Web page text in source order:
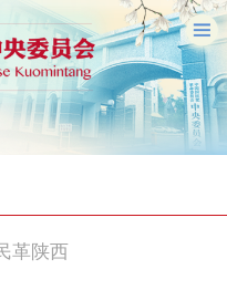
革陕西